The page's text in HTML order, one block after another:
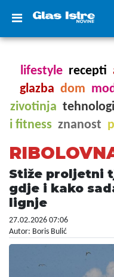
lifestyle recepti
glazba dom
zivotinja
i fitness znanost
Stiže proljetni
gdje i kako
lignje
27.02.2026 07:06
Autor: Boris Bulić